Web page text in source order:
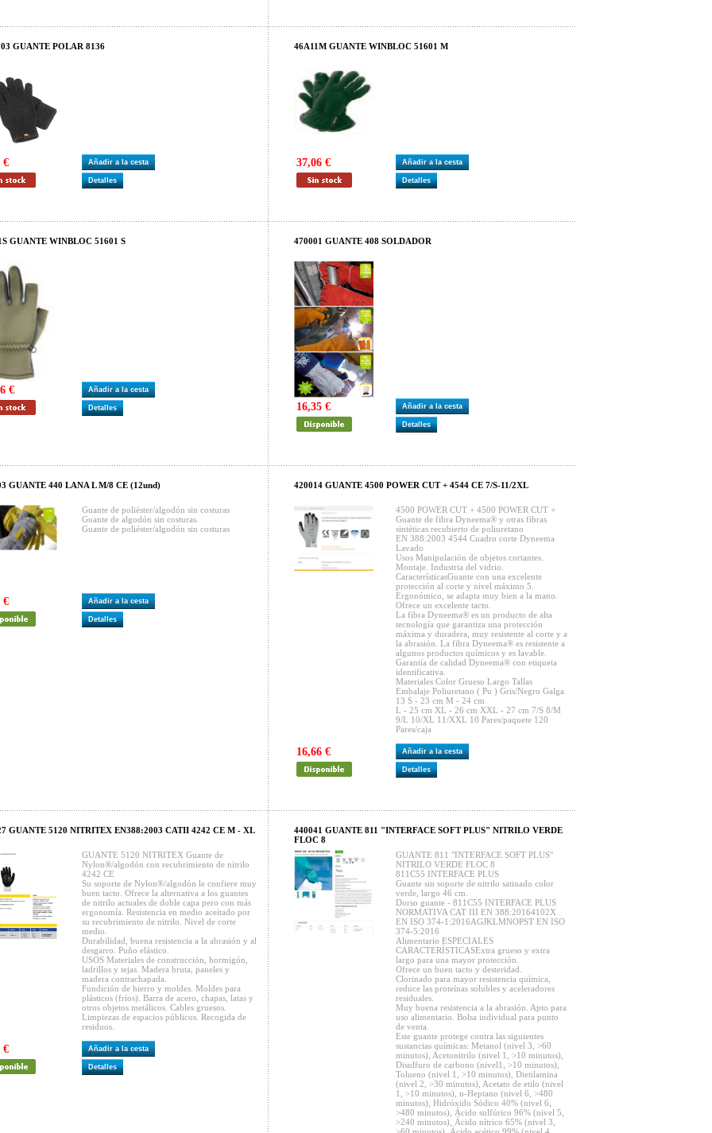
GUANTE POLAR 8136
€ Añadir a la cesta
Detalles
46A11M GUANTE WINBLOC 51601 M
37,06 € Añadir a la cesta
Detalles
GUANTE WINBLOC 51601 S
€ Añadir a la cesta
Detalles
470001 GUANTE 408 SOLDADOR
16,35 € Añadir a la cesta
Detalles
GUANTE 440 LANA L M/8 CE (12und)
Guante de poliéster/algodón sin costuras
Guante de algodón sin costuras.
Guante de poliéster/algodón sin costuras
€ Añadir a la cesta
Detalles
420014 GUANTE 4500 POWER CUT + 4544 CE 7/S-11/2XL
4500 POWER CUT + 4500 POWER CUT +
Guante de fibra Dyneema® y otras fibras
sintéticas recubierto de poliuretano
EN 388:2003 4544 Cuadro corte Dyneema
Lavado
Usos Manipulación de objetos cortantes.
Montaje. Industria del vidrio.
CaracterísticasGuante con una excelente
protección al corte y nivel máximo 5.
Ergonómico, se adapta muy bien a la mano.
Ofrece un excelente tacto.
La fibra Dyneema® es un producto de alta
tecnología que garantiza una protección
máxima y duradera, muy resistente al corte y a
la abrasión. La fibra Dyneema® es resistente a
algunos productos químicos y es lavable.
Garantía de calidad Dyneema® con etiqueta
identificativa.
Materiales Color Grueso Largo Tallas
Embalaje Poliuretano ( Pu ) Gris/Negro Galga
13 S - 23 cm M - 24 cm
L - 25 cm XL - 26 cm XXL - 27 cm 7/S 8/M
9/L 10/XL 11/XXL 10 Pares/paquete 120
Pares/caja
16,66 € Añadir a la cesta
Detalles
GUANTE 5120 NITRITEX EN388:2003 CATII 4242 CE M - XL
GUANTE 5120 NITRITEX Guante de
Nylon®/algodón con recubrimiento de nitrilo
4242 CE
Su soporte de Nylon®/algodón le confiere muy
buen tacto. Ofrece la alternativa a los guantes
de nitrilo actuales de doble capa pero con más
ergonomía. Resistencia en medio aceitado por
su recubrimiento de nitrilo. Nivel de corte
medio.
Durabilidad, buena resistencia a la abrasión y al
desgarro. Puño elástico.
USOS Materiales de construcción, hormigón,
ladrillos y tejas. Madera bruta, paneles y
madera contrachapada.
Fundición de hierro y moldes. Moldes para
plásticos (fríos). Barra de acero, chapas, latas y
otros objetos metálicos. Cables gruesos.
Limpiezas de espacios públicos. Recogida de
residuos.
€ Añadir a la cesta
Detalles
440041 GUANTE 811 "INTERFACE SOFT PLUS" NITRILO VERDE
FLOC 8
GUANTE 811 "INTERFACE SOFT PLUS"
NITRILO VERDE FLOC 8
811C55 INTERFACE PLUS
Guante sin soporte de nitrilo satinado color
verde, largo 46 cm.
Dorso guante - 811C55 INTERFACE PLUS
NORMATIVA CAT III EN 388:20164102X
EN ISO 374-1:2016AGJKLMNOPST EN ISO
374-5:2016
Alimentario ESPECIALES
CARACTERÍSTICASExtra grueso y extra
largo para una mayor protección.
Ofrece un buen tacto y desteridad.
Clorinado para mayor resistencia química,
reduce las proteínas solubles y aceleradores
residuales.
Muy buena resistencia a la abrasión. Apto para
uso alimentario. Bolsa individual para punto
de venta.
Este guante protege contra las siguientes
sustancias químicas: Metanol (nivel 3, >60
minutos), Acetonitrilo (nivel 1, >10 minutos),
Disulfuro de carbono (nivel1, >10 minutos),
Tolueno (nivel 1, >10 minutos), Dietilamina
(nivel 2, >30 minutos), Acetato de etilo (nivel
1, >10 minutos), n-Heptano (nivel 6, >480
minutos), Hidróxido Sódico 40% (nivel 6,
>480 minutos), Ácido sulfúrico 96% (nivel 5,
>240 minutos), Ácido nítrico 65% (nivel 3,